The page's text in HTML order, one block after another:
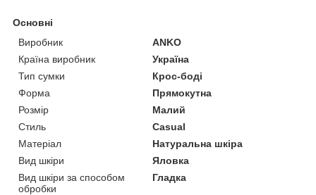
Основні
Виробник
ANKO
Країна виробник
Україна
Тип сумки
Крос-боді
Форма
Прямокутна
Розмір
Малий
Стиль
Casual
Матеріал
Натуральна шкіра
Вид шкіри
Яловка
Вид шкіри за способом
обробки
Гладка